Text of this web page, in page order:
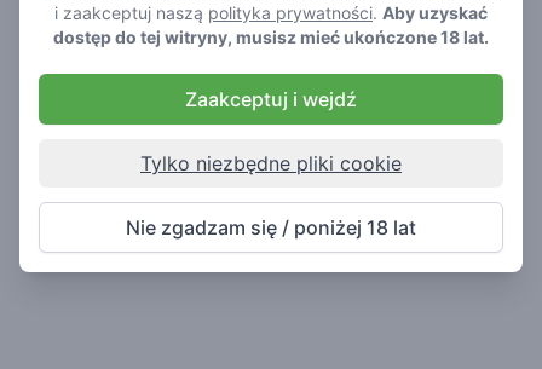
i zaakceptuj naszą polityka prywatności. Aby uzyskać
dostęp do tej witryny, musisz mieć ukończone 18 lat.
Zaakceptuj i wejdź
Tylko niezbędne pliki cookie
Nie zgadzam się / poniżej 18 lat